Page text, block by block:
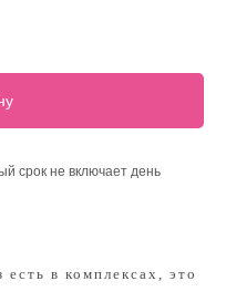
срок не включает день
в комплексах, это